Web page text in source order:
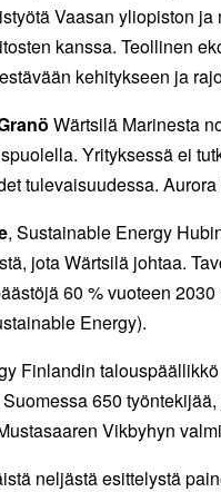
Vaasan yliopiston
kanssa. Teollinen
kehitykseen ja
Wärtsilä Marinesta
Yrityksessä ei
tulevaisuudessa.
, Sustainable Energy
jota Wärtsilä johtaa.
60 % vuoteen
Energy).
Finlandin
650
Vikbyhyn
neljästä esittelystä